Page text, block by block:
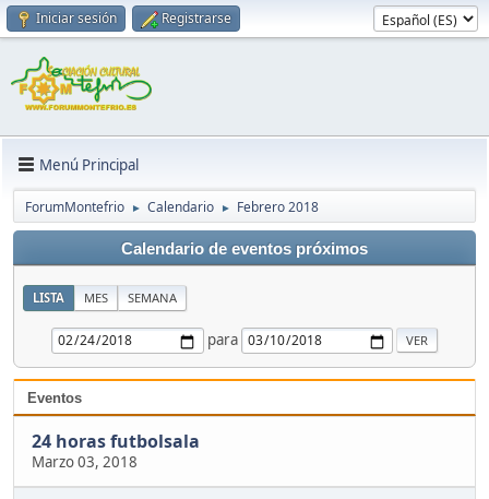
Iniciar sesión Registrarse
Menú Principal
ForumMontefrio ► Calendario ► Febrero 2018
Calendario de eventos próximos
LISTA MES SEMANA
para
Eventos
24 horas futbolsala
Marzo 03, 2018